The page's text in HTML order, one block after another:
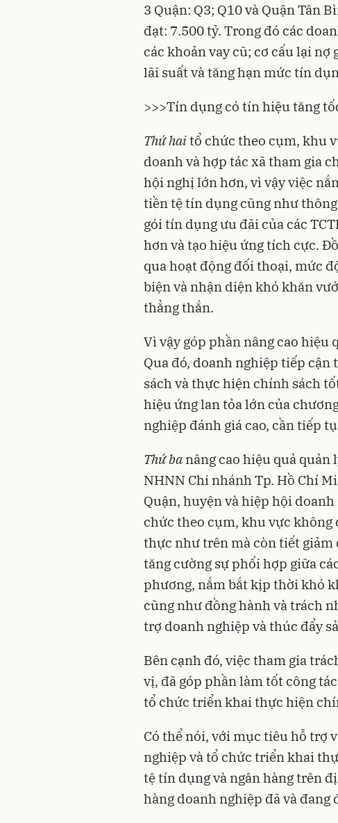
3 Quận: Q3; Q10 và Quận Tân
đạt: 7.500 tỷ. Trong đó các
các khoản vay cũ; cơ cấu lại
lãi suấtvà tăng hạn mức tín
>>>Tín dụng có tín hiệu tăng
Thứ haitổ chức theo cụm, khu
doanh và hợp tác xã tham gia
hội nghị lớn hơn, vì vậy việc
tiền tệ tín dụng cũng như
gói tín dụng ưu đãi của các
hơn và tạo hiệu ứng tích cực.
qua hoạt động đối thoại, mức
biện và nhận diện khó khăn
thẳng thắn.
Vì vậy góp phần nâng cao
Qua đó, doanh nghiệp tiếp
sách và thực hiện chính sách
hiệu ứng lan tỏa lớn của
nghiệp đánh giá cao, cần tiếp
Thứ ba nâng cao hiệu quả quản
NHNN Chi nhánh Tp. Hồ Chí
Quận, huyện và hiệp hội
chức theo cụm, khu vực
thực như trên mà còn tiết
tăng cường sự phối hợp giữa
phương, nắm bắt kịp thời khó
cũng như đồng hành và trách
trợ doanh nghiệp và thúc đẩy
Bên cạnh đó, việc tham gia
vị, đã góp phần làm tốt công
tổ chức triển khai thực hiện
Có thể nói, với mục tiêu hỗ trợ
nghiệp và tổ chức triển khai
tệ tín dụng và ngân hàng trên
hàng doanh nghiệp đã và